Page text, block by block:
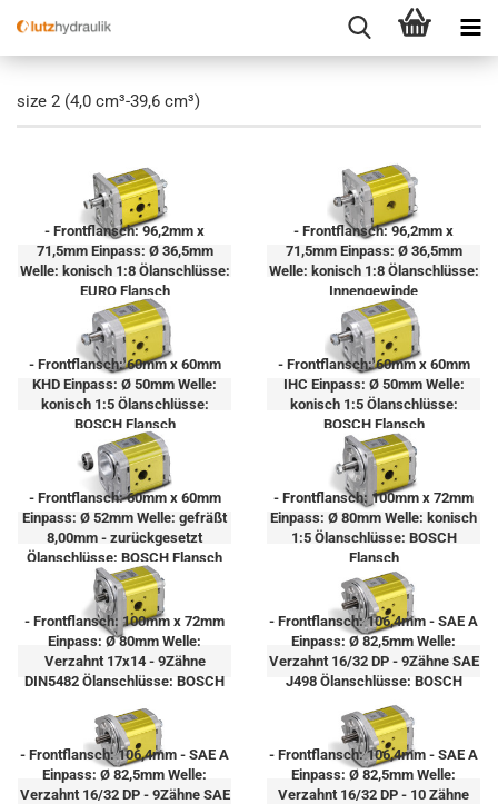
size 2 (4,0 cm³-39,6 cm³)
- Frontflansch: 96,2mm x
71,5mm Einpass: Ø 36,5mm
Welle: konisch 1:8 Ölanschlüsse:
EURO Flansch
- Frontflansch: 96,2mm x
71,5mm Einpass: Ø 36,5mm
Welle: konisch 1:8 Ölanschlüsse:
Innengewinde
- Frontflansch: 60mm x 60mm
KHD Einpass: Ø 50mm Welle:
konisch 1:5 Ölanschlüsse:
BOSCH Flansch
- Frontflansch: 60mm x 60mm
IHC Einpass: Ø 50mm Welle:
konisch 1:5 Ölanschlüsse:
BOSCH Flansch
- Frontflansch: 60mm x 60mm
Einpass: Ø 52mm Welle: gefräßt
8,00mm - zurückgesetzt
Ölanschlüsse: BOSCH Flansch
- Frontflansch: 100mm x 72mm
Einpass: Ø 80mm Welle: konisch
1:5 Ölanschlüsse: BOSCH
Flansch
- Frontflansch: 100mm x 72mm
Einpass: Ø 80mm Welle:
Verzahnt 17x14 - 9Zähne
DIN5482 Ölanschlüsse: BOSCH
- Frontflansch: 106,4mm - SAE A
Einpass: Ø 82,5mm Welle:
Verzahnt 16/32 DP - 9Zähne SAE
J498 Ölanschlüsse: BOSCH
- Frontflansch: 106,4mm - SAE A
Einpass: Ø 82,5mm Welle:
Verzahnt 16/32 DP - 9Zähne SAE
- Frontflansch: 106,4mm - SAE A
Einpass: Ø 82,5mm Welle:
Verzahnt 16/32 DP - 10 Zähne